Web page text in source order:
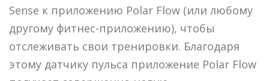
Sense к приложению Polar Flow (или любому
другому фитнес-приложению), чтобы
отслеживать свои тренировки. Благодаря
этому датчику пульса приложение Polar Flow